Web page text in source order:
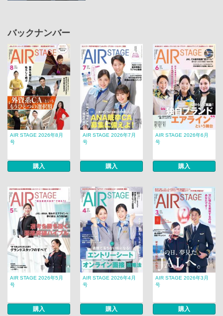
バックナンバー
AIR STAGE 2026年8月
号
購入
AIR STAGE 2026年7月
号
購入
AIR STAGE 2026年6月
号
購入
AIR STAGE 2026年5月
号
購入
AIR STAGE 2026年4月
号
購入
AIR STAGE 2026年3月
号
購入